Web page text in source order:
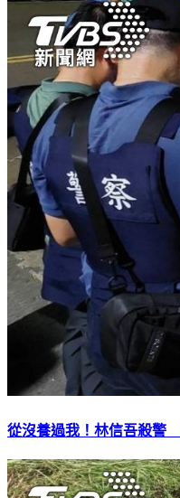
從沒養過我！林信吾殺警